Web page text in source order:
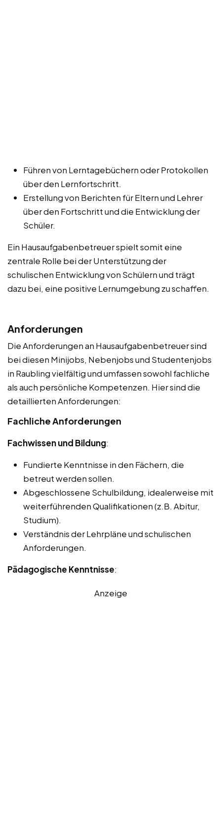
Führen von Lerntagebüchern oder Protokollen
über den Lernfortschritt.
Erstellung von Berichten für Eltern und Lehrer
über den Fortschritt und die Entwicklung der
Schüler.
Ein Hausaufgabenbetreuer spielt somit eine
zentrale Rolle bei der Unterstützung der
schulischen Entwicklung von Schülern und trägt
dazu bei, eine positive Lernumgebung zu schaffen.
Anforderungen
Die Anforderungen an Hausaufgabenbetreuer sind
bei diesen Minijobs, Nebenjobs und Studentenjobs
in Raubling vielfältig und umfassen sowohl fachliche
als auch persönliche Kompetenzen. Hier sind die
detaillierten Anforderungen:
Fachliche Anforderungen
Fachwissen und Bildung:
Fundierte Kenntnisse in den Fächern, die
betreut werden sollen.
Abgeschlossene Schulbildung, idealerweise mit
weiterführenden Qualifikationen (z.B. Abitur,
Studium).
Verständnis der Lehrpläne und schulischen
Anforderungen.
Pädagogische Kenntnisse:
Anzeige